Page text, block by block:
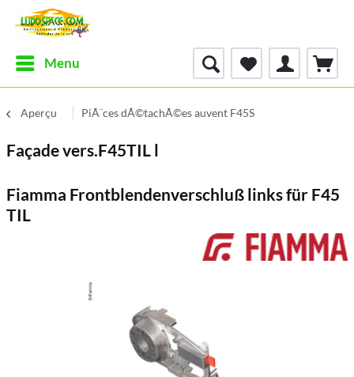
Menu
Aperçu PiÃ¨ces dÃ©tachÃ©es auvent F45S
Façade vers.F45TIL l
Fiamma Frontblendenverschluß links für F45
TIL